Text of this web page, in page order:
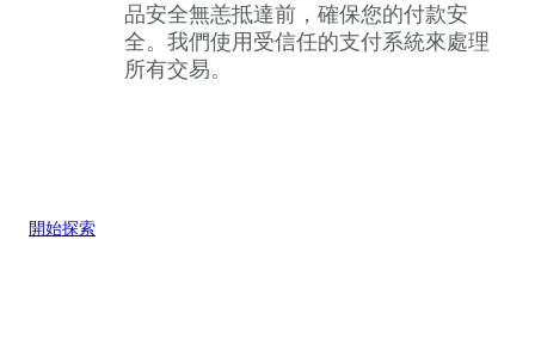
品安全無恙抵達前，確保您的付款安
全。我們使用受信任的支付系統來處理
所有交易。
開始探索